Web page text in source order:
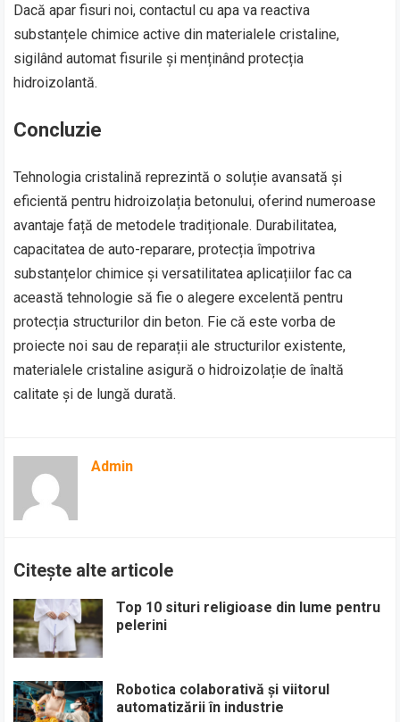
Dacă apar fisuri noi, contactul cu apa va reactiva
substanțele chimice active din materialele cristaline,
sigilând automat fisurile și menținând protecția
hidroizolantă.
Concluzie
Tehnologia cristalină reprezintă o soluție avansată și
eficientă pentru hidroizolația betonului, oferind numeroase
avantaje față de metodele tradiționale. Durabilitatea,
capacitatea de auto-reparare, protecția împotriva
substanțelor chimice și versatilitatea aplicațiilor fac ca
această tehnologie să fie o alegere excelentă pentru
protecția structurilor din beton. Fie că este vorba de
proiecte noi sau de reparații ale structurilor existente,
materialele cristaline asigură o hidroizolație de înaltă
calitate și de lungă durată.
Admin
Citește alte articole
Top 10 situri religioase din lume pentru
pelerini
Robotica colaborativă și viitorul
automatizării în industrie